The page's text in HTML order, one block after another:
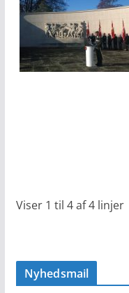
Viser 1 til 4 af 4 linjer
Nyhedsmail